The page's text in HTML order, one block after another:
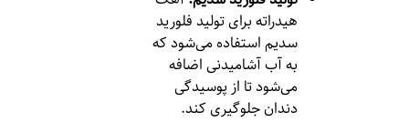
هیدراته برای تولید فلورید
سدیم استفاده می‌شود که
به آب آشامیدنی اضافه
می‌شود تا از پوسیدگی
دندان جلوگیری کند.